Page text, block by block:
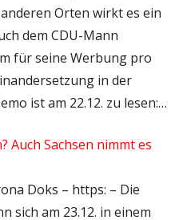
Orten wirkt es ein
dem CDU-Mann
für seine Werbung pro
in der
ist am 22.12. zu lesen:…
Auch Sachsen nimmt es
Doks – https: – Die
sich am 23.12. in einem